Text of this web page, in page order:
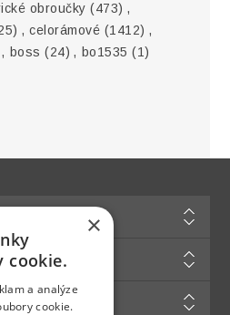
obroučky (473) ,
, celorámové (1412) ,
, boss (24) , bo1535 (1)
×
cookie.
a analýze
cookie.